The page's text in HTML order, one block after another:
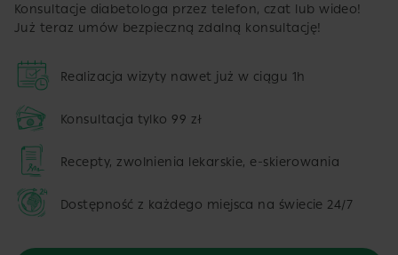
Konsultacje diabetologa przez telefon, czat lub wideo!
Już teraz umów bezpieczną zdalną konsultację!
Realizacja wizyty nawet już w ciągu 1h
Konsultacja tylko 99 zł
Recepty, zwolnienia lekarskie, e-skierowania
Dostępność z każdego miejsca na świecie 24/7